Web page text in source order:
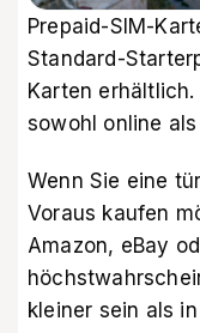
Prepaid-SIM-
Standard-
Karten
sowohl online
Wenn Sie eine
Voraus kaufen
Amazon, eBay
kleiner sein als